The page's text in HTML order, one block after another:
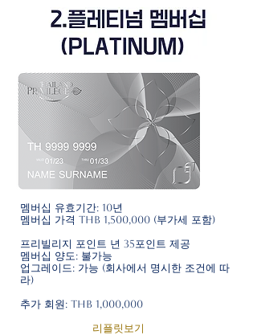
멤버십 유효기간: 10년
멤버십 가격 THB 1,500,000 (부가세 포함)
프리빌리지 포인트 년 35포인트 제공
멤버십 양도: 불가능
​업그레이드: 가능 (회사에서 명시한 조건에 따
라)
추가 회원: THB 1,000,000
리플릿보기